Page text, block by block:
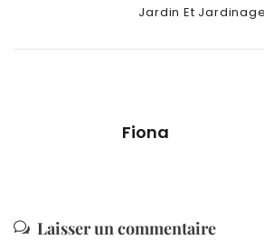
Categories
Jardin Et Jardinage
Fiona
Laisser un commentaire